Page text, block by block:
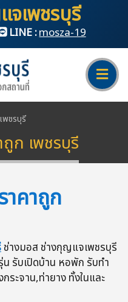
เพชรบุรี
LINE :mosza-19
พชรบุรี
ก เพชรบุรี
คาถูก
ช่างมอส ช่างกุญแจเพชรบุรี
รับเปิดบ้าน หอพัก รับทำ
ะจาน,ท่ายาง ทั้งในและ